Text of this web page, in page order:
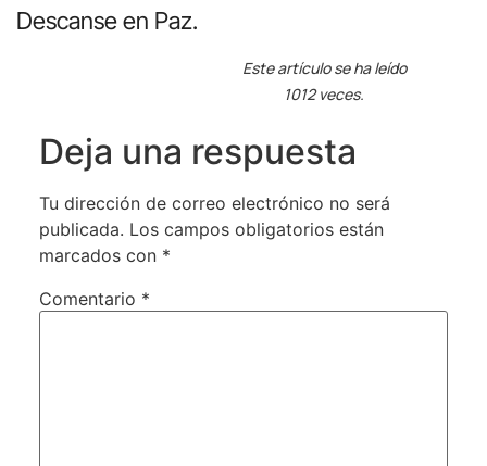
Descanse en Paz.
Este artículo se ha leído
1012 veces.
Deja una respuesta
Tu dirección de correo electrónico no será
publicada. Los campos obligatorios están
marcados con *
Comentario *